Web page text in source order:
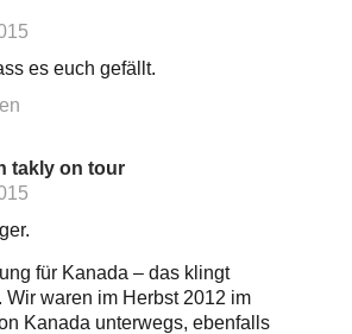
es euch gefällt.
takly on tour
für Kanada – das klingt
Wir waren im Herbst 2012 im
Kanada unterwegs, ebenfalls